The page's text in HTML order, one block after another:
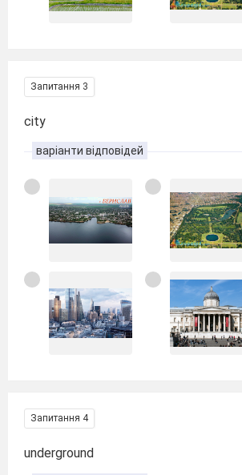
Запитання 3
city
варіанти відповідей
Запитання 4
underground